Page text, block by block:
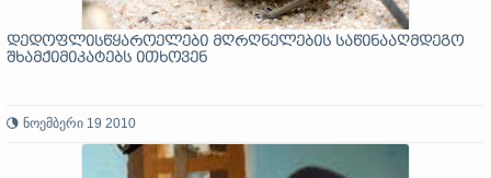
დედოფლისწყაროელები მღრღნელების საწინააღმდეგო
შხამქიმიკატებს ითხოვენ
ნოემბერი 19 2010